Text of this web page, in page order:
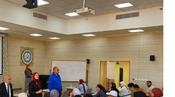
b
o
o
e
n
e
r
s
A
p
p
l
L
i
n
k